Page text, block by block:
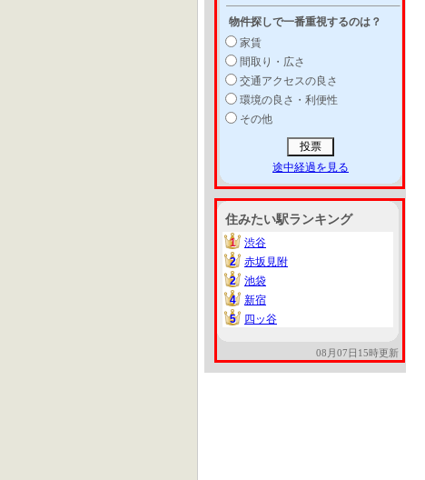
物件探しで一番重視するのは？
家賃
間取り・広さ
交通アクセスの良さ
環境の良さ・利便性
その他
途中経過を見る
住みたい駅ランキング
1
1
渋谷
2
2
赤坂見附
2
2
池袋
4
4
新宿
5
5 四ッ谷
08月07日15時更新